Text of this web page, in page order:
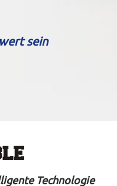
sein
Technologie